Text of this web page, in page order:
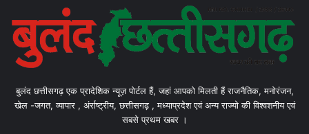
बुलंद छत्तीसगढ़ एक प्रादेशिक न्यूज़ पोर्टल हैं, जहां आपको मिलती हैं राजनैतिक, मनोरंजन,
खेल -जगत, व्यापार , अंर्राष्ट्रीय, छत्तीसगढ़ , मध्याप्रदेश एवं अन्य राज्यो की विश्वशनीय एवं
सबसे प्रथम खबर ।